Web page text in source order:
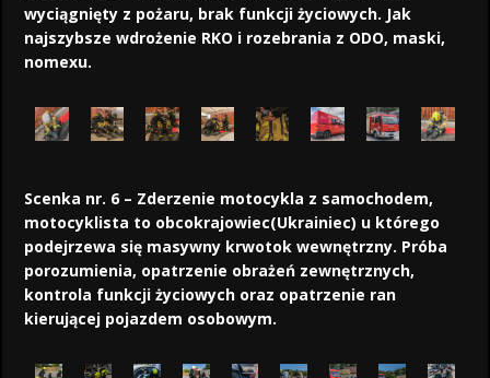
wyciągnięty z pożaru, brak funkcji życiowych. Jak
najszybsze wdrożenie RKO i rozebrania z ODO, maski,
nomexu.
Scenka nr. 6 – Zderzenie motocykla z samochodem,
motocyklista to obcokrajowiec(Ukrainiec) u którego
podejrzewa się masywny krwotok wewnętrzny. Próba
porozumienia, opatrzenie obrażeń zewnętrznych,
kontrola funkcji życiowych oraz opatrzenie ran
kierującej pojazdem osobowym.